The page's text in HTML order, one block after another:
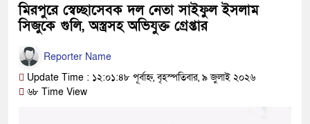
মিরপুরে স্বেচ্ছাসেবক দল নেতা সাইফুল ইসলাম
সিজুকে গুলি, অস্ত্রসহ অভিযুক্ত গ্রেপ্তার
Reporter Name
Update Time : ১২:০১:৪৮ পূর্বাহ্ন, বৃহস্পতিবার, ৯ জুলাই ২০২৬
৬৮ Time View